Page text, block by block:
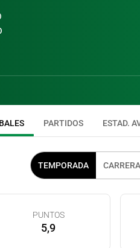
PARTIDOS ESTAD.
TEMPORADA CARRERA
PUNTOS
5,9